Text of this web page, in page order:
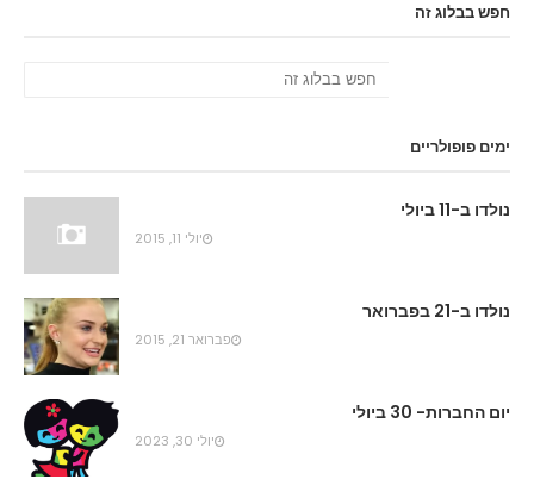
חפש בבלוג זה
ימים פופולריים
נולדו ב-11 ביולי
יולי 11, 2015
נולדו ב-21 בפברואר
פברואר 21, 2015
יום החברות- 30 ביולי
יולי 30, 2023